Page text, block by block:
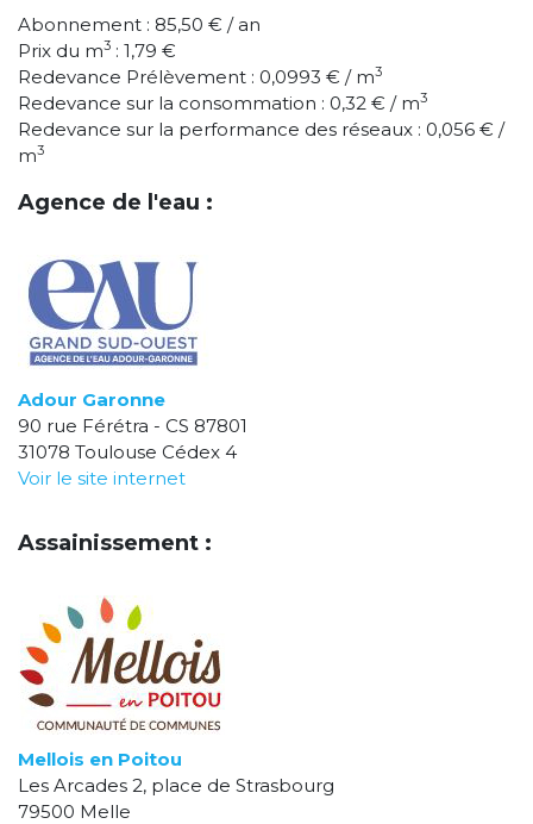
Abonnement : 85,50 € / an
Prix du m3 : 1,79 €
Redevance Prélèvement : 0,0993 € / m3
Redevance sur la consommation : 0,32 € / m3
Redevance sur la performance des réseaux : 0,056 € /
m3
Agence de l'eau :
Adour Garonne
90 rue Férétra - CS 87801
31078 Toulouse Cédex 4
Voir le site internet
Assainissement :
Mellois en Poitou
Les Arcades 2, place de Strasbourg
79500 Melle